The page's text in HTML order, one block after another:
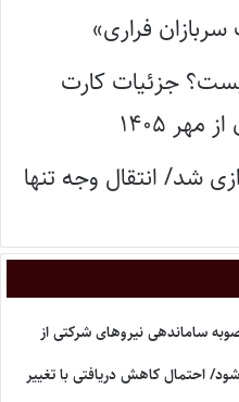
فراری»
جزئیات کارت
۱۴۰۵
شد/ انتقال وجه تنها
ساماندهی نیروهای شرکتی از
احتمال کاهش دریافتی با تغییر